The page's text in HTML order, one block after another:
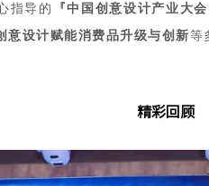
指导的
『中国创意设计产业大
意设计赋能消费品升级与创新等
精彩回顾